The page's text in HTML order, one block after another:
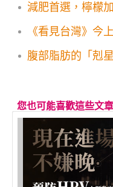
減肥首選，檸檬
《看見台灣》今
腹部脂肪的「剋
您也可能喜歡這些文章